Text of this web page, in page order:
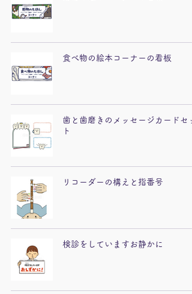
食べ物の絵本コーナーの看板
歯と歯磨きのメッセージカードセッ
ト
リコーダーの構えと指番号
検診をしていますお静かに